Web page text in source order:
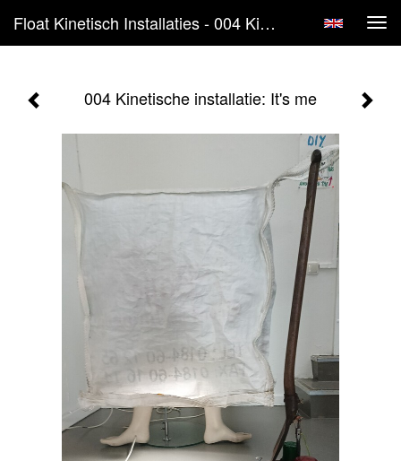
Float Kinetisch Installaties - 004 Kinetische Installatie: It's Me
004 Kinetische installatie: It's me